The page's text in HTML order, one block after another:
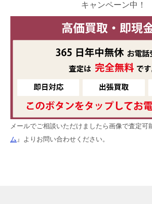
キャンペーン中！
メールでご相談いただけましたら画像で査定可
ム 』よりお問い合わせください。